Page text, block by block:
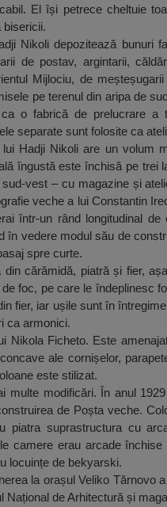
El își petrece cheltuie
bisericii.
Nikoli depozitează bunuri
de postav, argintarii,
Mijlociu, de
pe terenul din aripa de
o fabrică de prelucrare a
separate sunt folosite ca
Hadji Nikoli are un volum
îngustă este închisă pe trei
vest – cu magazine și
veche a lui Constantin
într-un rând longitudinal
vedere modul său de
spre curte.
cărămidă, piatră și fier,
foc, pe care le îndeplinesc
fier, iar ușile sunt în
ca armonici.
Nikola Ficheto. Este
ale cornișelor,
este stilizat.
multe modificări. În anul
de Poșta veche.
piatra suprastructura cu
camere erau arcade
locuințe de bekyarski.
la orașul Veliko Tărnovo
de Arhitectură și